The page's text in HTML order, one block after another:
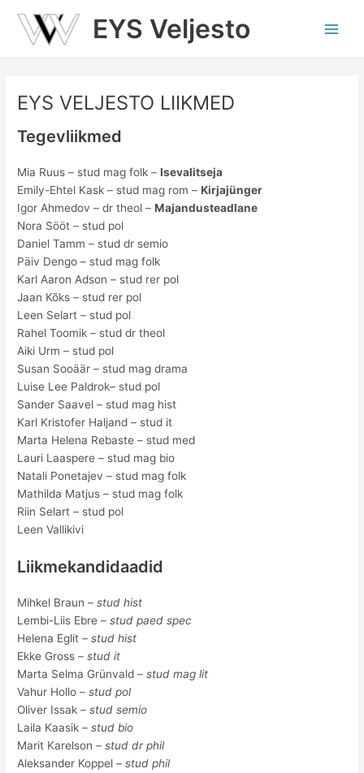
content
EYS Veljesto
EYS VELJESTO LIIKMED
Tegevliikmed
Mia Ruus – stud mag folk –Isevalitseja
Emily-Ehtel Kask – stud mag rom –Kirjajünger
Igor Ahmedov – dr theol –Majandusteadlane
Nora Sööt – stud pol
Daniel Tamm – stud dr semio
Päiv Dengo – stud mag folk
Karl Aaron Adson – stud rer pol
Jaan Kõks – stud rer pol
Leen Selart – stud pol
Rahel Toomik – stud dr theol
Aiki Urm – stud pol
Susan Sooäär – stud mag drama
Luise Lee Paldrok– stud pol
Sander Saavel – stud mag hist
Karl Kristofer Haljand – stud it
Marta Helena Rebaste – stud med
Lauri Laaspere – stud mag bio
Natali Ponetajev – stud mag folk
Mathilda Matjus – stud mag folk
Riin Selart – stud pol
Leen Vallikivi
Liikmekandidaadid
Mihkel Braun –stud hist
Lembi-Liis Ebre –stud paed spec
Helena Eglit –stud hist
Ekke Gross – stud it
Marta Selma Grünvald –stud mag lit
Vahur Hollo –stud pol
Oliver Issak –stud semio
Laila Kaasik –stud bio
Marit Karelson –stud dr phil
Aleksander Koppel –stud phil